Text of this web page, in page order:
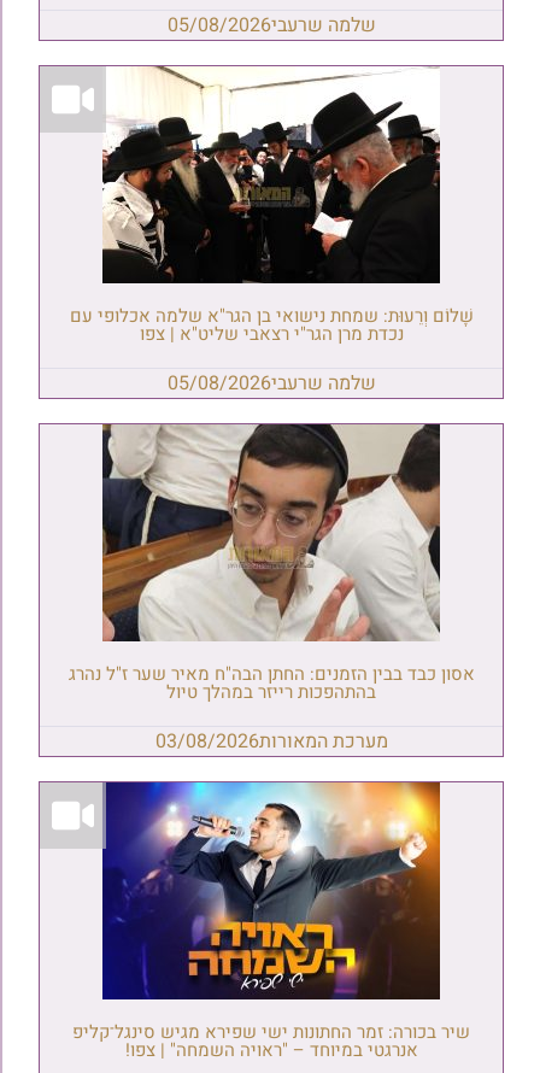
שלמה שרעבי05/08/2026
שָׁלוֹם וְרֵעוּת: שמחת נישואי בן הגר"א שלמה אכלופי עם
נכדת מרן הגר"י רצאבי שליט"א | צפו
שלמה שרעבי05/08/2026
אסון כבד בבין הזמנים: החתן הבה"ח מאיר שער ז"ל נהרג
בהתהפכות רייזר במהלך טיול
מערכת המאורות03/08/2026
שיר בכורה: זמר החתונות ישי שפירא מגיש סינגל־קליפ
אנרגטי במיוחד – "ראויה השמחה" | צפו!